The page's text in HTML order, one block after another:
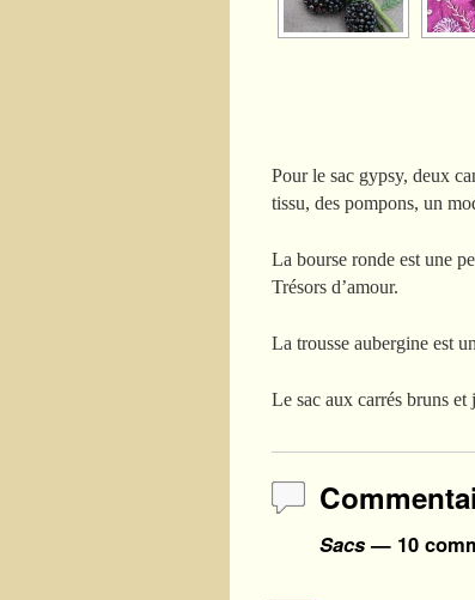
Pour le sac gypsy, deux
tissu, des pompons, un
La bourse ronde est une
Trésors d’amour.
La trousse aubergine est
Le sac aux carrés bruns
Sacs— 10